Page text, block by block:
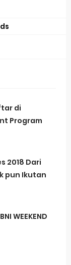
di
Program
2018 Dari
pun Ikutan
WEEKEND